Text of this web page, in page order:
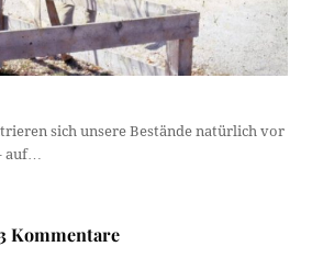
sich unsere Bestände natürlich vor
auf…
Kommentare